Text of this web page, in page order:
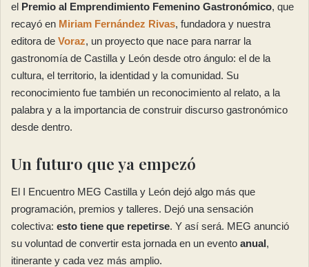
el Premio al Emprendimiento Femenino Gastronómico, que
recayó en Miriam Fernández Rivas, fundadora y nuestra
editora de Voraz, un proyecto que nace para narrar la
gastronomía de Castilla y León desde otro ángulo: el de la
cultura, el territorio, la identidad y la comunidad. Su
reconocimiento fue también un reconocimiento al relato, a la
palabra y a la importancia de construir discurso gastronómico
desde dentro.
Un futuro que ya empezó
El I Encuentro MEG Castilla y León dejó algo más que
programación, premios y talleres. Dejó una sensación
colectiva: esto tiene que repetirse. Y así será. MEG anunció
su voluntad de convertir esta jornada en un evento anual,
itinerante y cada vez más amplio.